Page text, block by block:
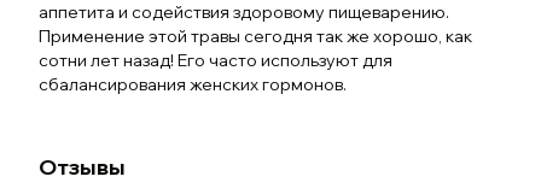
аппетита и содействия здоровому пищеварению.
Применение этой травы сегодня так же хорошо, как
сотни лет назад! Его часто используют для
сбалансирования женских гормонов.
Отзывы